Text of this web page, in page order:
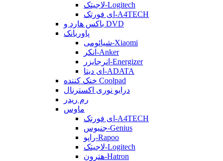
لاجیتک-Logitech
ای فورتک-A4TECH
باکس هارد و DVD
پاوربانک
شیائومی-Xiaomi
انکر-Anker
انرجایزر-Energizer
ای دیتا-ADATA
خنک کننده Coolpad
درایو نوری اکسترنال
رم ریدر
ماوس
ای فورتک-A4TECH
جنیوس-Genius
راپو-Rapoo
لاجیتک-Logitech
هترون-Hatron